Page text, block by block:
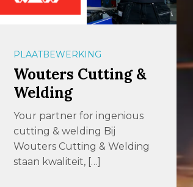
PLAATBEWERKING
Wouters Cutting &
Welding
Your partner for ingenious
cutting & welding Bij
Wouters Cutting & Welding
staan kwaliteit, […]